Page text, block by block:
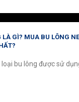
LÀ GÌ? MUA BU LÔNG
bu lông được sử